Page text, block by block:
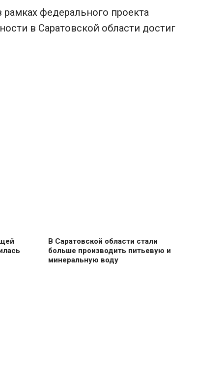
федерального проекта
в Саратовской области достиг
В Саратовской области стали
больше производить питьевую и
минеральную воду